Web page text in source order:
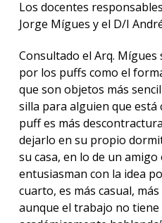
Los docentes
Jorge Mígues y el D/I
Consultado el Arq.
por los puffs como el
que son objetos más
silla para alguien que está
puff es más
dejarlo en su propio
su casa, en lo de un
entusiasman con la idea
cuarto, es más casual,
aunque el trabajo no tiene